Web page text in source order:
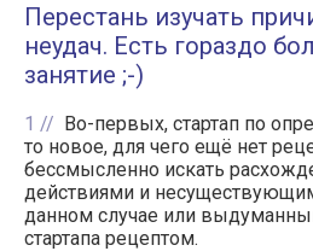
Перестань изучать
неудач. Есть гораздо
занятие ;-)
1
Во-первых, стартап по
то новое, для чего ещё нет
бессмысленно искать
действиями и
данном случае или
стартапа рецептом.